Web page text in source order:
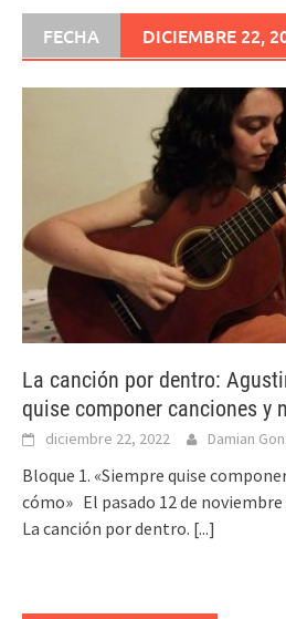
FECHA DICIEMBRE 22,
La canción por dentro:
quise componer canciones y
diciembre 22, 2022 Damian
Bloque 1. «Siempre quise
cómo» El pasado 12 de
La canción por dentro. [...]